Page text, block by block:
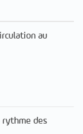
au
rythme des